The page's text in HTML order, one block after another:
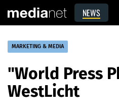
NEWS
MARKETING & MEDIA
"World Press
WestLicht